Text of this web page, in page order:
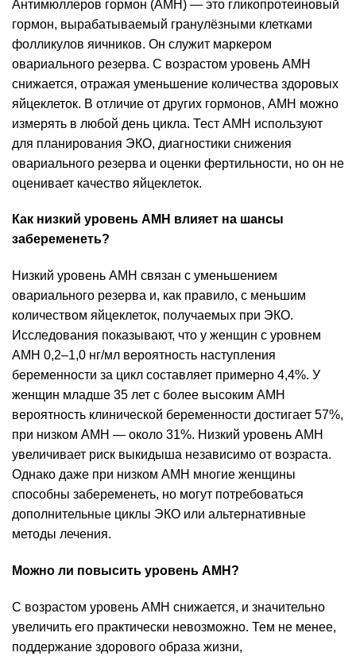
Антимюллеров гормон (AMH) — это гликопротеиновый
гормон, вырабатываемый гранулёзными клетками
фолликулов яичников. Он служит маркером
овариального резерва. С возрастом уровень AMH
снижается, отражая уменьшение количества здоровых
яйцеклеток. В отличие от других гормонов, AMH можно
измерять в любой день цикла. Тест AMH используют
для планирования ЭКО, диагностики снижения
овариального резерва и оценки фертильности, но он не
оценивает качество яйцеклеток.
Как низкий уровень AMH влияет на шансы
забеременеть?
Низкий уровень AMH связан с уменьшением
овариального резерва и, как правило, с меньшим
количеством яйцеклеток, получаемых при ЭКО.
Исследования показывают, что у женщин с уровнем
AMH 0,2–1,0 нг/мл вероятность наступления
беременности за цикл составляет примерно 4,4%. У
женщин младше 35 лет с более высоким AMH
вероятность клинической беременности достигает 57%,
при низком AMH — около 31%. Низкий уровень AMH
увеличивает риск выкидыша независимо от возраста.
Однако даже при низком AMH многие женщины
способны забеременеть, но могут потребоваться
дополнительные циклы ЭКО или альтернативные
методы лечения.
Можно ли повысить уровень AMH?
С возрастом уровень AMH снижается, и значительно
увеличить его практически невозможно. Тем не менее,
поддержание здорового образа жизни,